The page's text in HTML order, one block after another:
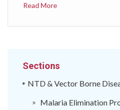
Read More
Sections
NTD & Vector Borne
Malaria Elimination